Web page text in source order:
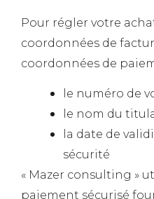
Pour régler votre
coordonnées de
coordonnées de
le numéro de
le nom du
la date de
sécurité
« Mazer consulting »
paiement sécurisé